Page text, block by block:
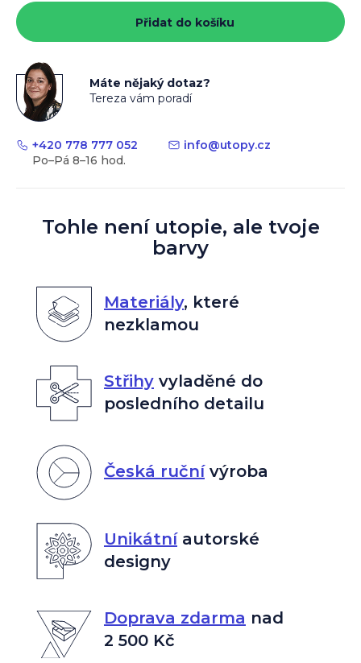
cena:
Přidat do košíku
Máte nějaký dotaz?
Tereza vám poradí
+420 778 777 052 info@utopy.cz
Tohle není utopie, ale tvoje
barvy
Materiály, které
nezklamou
Střihyvyladěné do
posledního detailu
Česká ručnívýroba
Unikátníautorské
designy
Doprava zdarma nad
2 500 Kč